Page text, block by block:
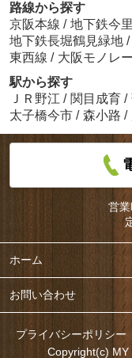
路線から探す
京阪本線 / 地下鉄今
地下鉄長堀鶴見緑地 /
東西線 / 大阪モノレ
駅から探す
ＪＲ野江 / 関目成育 /
太子橋今市 / 森小路 /
営業
ホーム
お問い合わせ
プライバシーポリシー
Copyright(c)